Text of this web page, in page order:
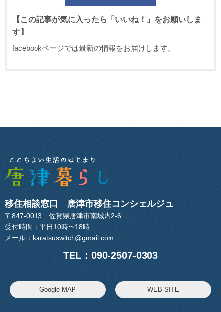
【この記事が気に入ったら「いいね！」をお願いしま
す】
facebookページでは最新の情報をお届けします。
移住相談窓口 唐津市移住コンシェルジュ
〒847-0013 佐賀県唐津市南城内2-6
受付時間：平日10時〜18時
メール： karatsuswitch@gmail.com
TEL：090-2507-0303
Google MAP WEB SITE